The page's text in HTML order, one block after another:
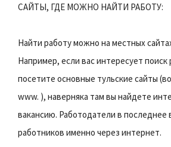
САЙТЫ, ГДЕ МОЖНО НАЙТИ РАБОТУ:
Найти работу можно на местных
Например, если вас интересует поиск
посетите основные тульские сайты
www. ), наверняка там вы найдете
вакансию. Работодатели в последнее
работников именно через интернет.